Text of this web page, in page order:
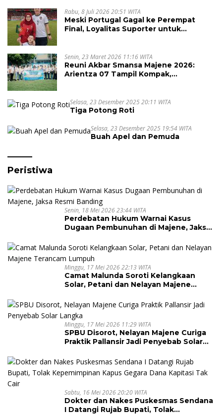
Rabu, 8 Juli 2026 20:51 WITA
Meski Portugal Gagal ke Perempat
Final, Loyalitas Suporter untuk
Senin, 23 Maret 2026 11:16 WITA
Reuni Akbar Smansa Majene 2026:
Arientza 07 Tampil Kompak,
Selasa, 23 Desember 2025 20:11 WITA
Tiga Potong Roti
Selasa, 23 Desember 2025 19:54 WITA
Buah Apel dan Pemuda
Peristiwa
Senin, 18 Mei 2026 23:44 WITA
Perdebatan Hukum Warnai Kasus
Dugaan Pembunuhan di Majene, Jaksa
Minggu, 17 Mei 2026 22:13 WITA
Camat Malunda Soroti Kelangkaan
Solar, Petani dan Nelayan Majene
Minggu, 17 Mei 2026 11:29 WITA
SPBU Disorot, Nelayan Majene Curiga
Praktik Pallansir Jadi Penyebab Solar
Sabtu, 16 Mei 2026 20:20 WITA
Dokter dan Nakes Puskesmas Sendana
I Datangi Rujab Bupati, Tolak